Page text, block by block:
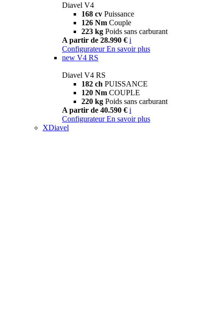
Diavel V4
168 cv Puissance
126 Nm Couple
223 kg Poids sans carburant
A partir de 28.990 € i
Configurateur En savoir plus
new V4 RS
Diavel V4 RS
182 ch PUISSANCE
120 Nm COUPLE
220 kg Poids sans carburant
A partir de 40.590 € i
Configurateur En savoir plus
XDiavel